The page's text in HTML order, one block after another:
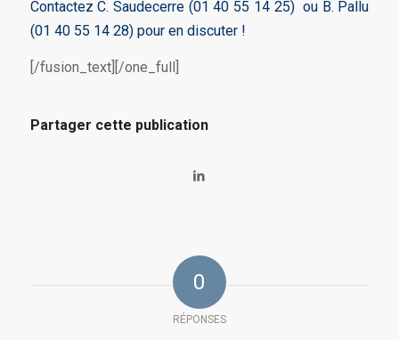
Contactez C. Saudecerre (01 40 55 14 25) ou B. Pallu
(01 40 55 14 28) pour en discuter !
[/fusion_text][/one_full]
Partager cette publication
0
RÉPONSES